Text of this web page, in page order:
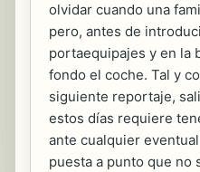
olvidar cuando una
pero, antes de
portaequipajes y en la
fondo el coche. Tal y
siguiente reportaje,
estos días requiere
ante cualquier
puesta a punto que no